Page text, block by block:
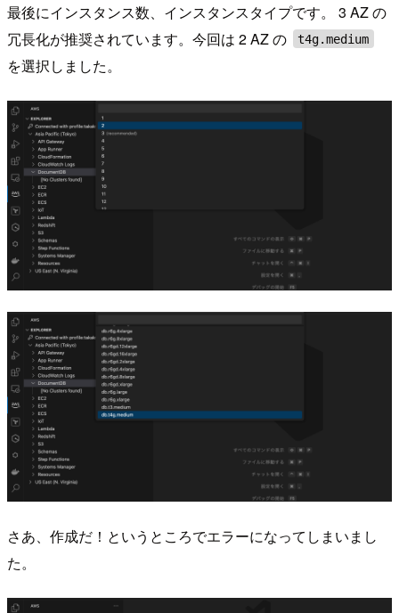
最後にインスタンス数、インスタンスタイプです。 3 AZ の
冗長化が推奨されています。今回は 2 AZ の
t4g.medium
を選択しました。
さあ、作成だ！というところでエラーになってしまいまし
た。